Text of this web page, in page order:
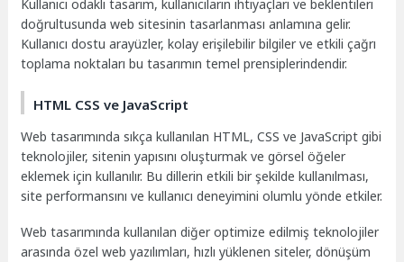
Kullanıcı odaklı tasarım, kullanıcıların ihtiyaçları ve beklentileri
doğrultusunda web sitesinin tasarlanması anlamına gelir.
Kullanıcı dostu arayüzler, kolay erişilebilir bilgiler ve etkili çağrı
toplama noktaları bu tasarımın temel prensiplerindendir.
HTML CSS ve JavaScript
Web tasarımında sıkça kullanılan HTML, CSS ve JavaScript gibi
teknolojiler, sitenin yapısını oluşturmak ve görsel öğeler
eklemek için kullanılır. Bu dillerin etkili bir şekilde kullanılması,
site performansını ve kullanıcı deneyimini olumlu yönde etkiler.
Web tasarımında kullanılan diğer optimize edilmiş teknolojiler
arasında özel web yazılımları, hızlı yüklenen siteler, dönüşüm